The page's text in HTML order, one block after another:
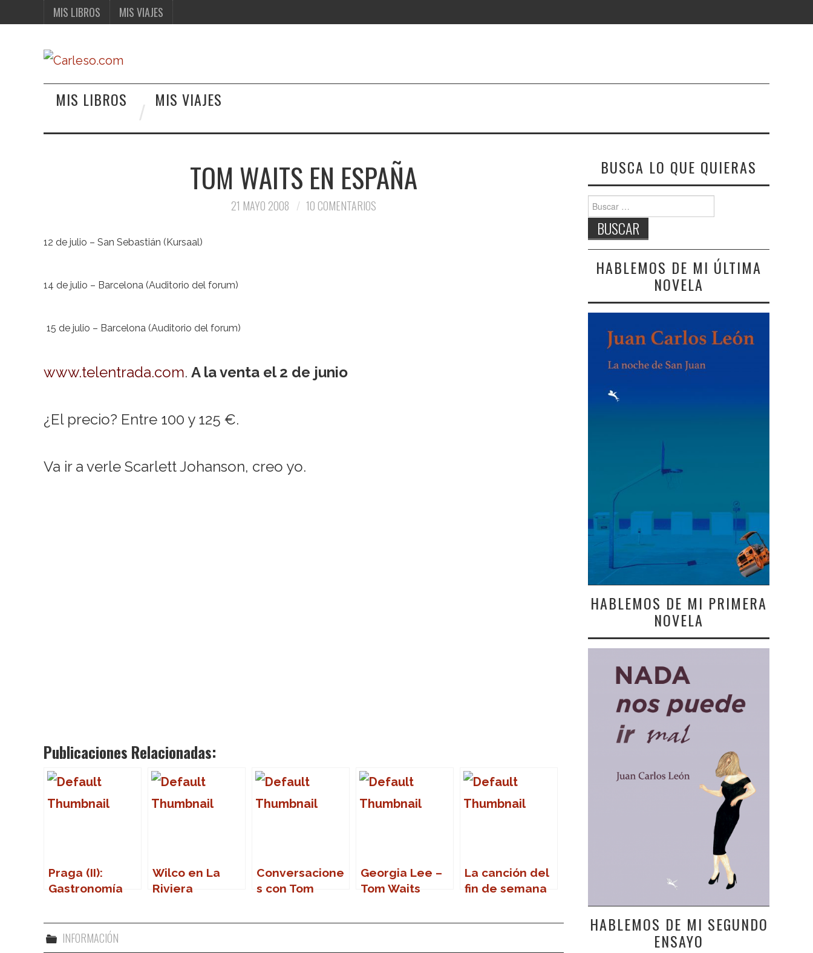
MIS LIBROS MIS VIAJES
MIS LIBROS MIS VIAJES
TOM WAITS EN ESPAÑA
21 MAYO 2008 10 COMENTARIOS
12 de julio – San Sebastián (Kursaal)
14 de julio – Barcelona (Auditorio del forum)
15 de julio – Barcelona (Auditorio del forum)
www.telentrada.com. A la venta el 2 de junio
¿El precio? Entre 100 y 125 €.
Va ir a verle Scarlett Johanson, creo yo.
Publicaciones Relacionadas:
Praga (II):
Gastronomía
Wilco en La
Riviera
Conversacione
s con Tom
Georgia Lee –
Tom Waits
La canción del
fin de semana
INFORMACIÓN
BUSCA LO QUE QUIERAS
Buscar:
HABLEMOS DE MI ÚLTIMA
NOVELA
HABLEMOS DE MI PRIMERA
NOVELA
HABLEMOS DE MI SEGUNDO
ENSAYO